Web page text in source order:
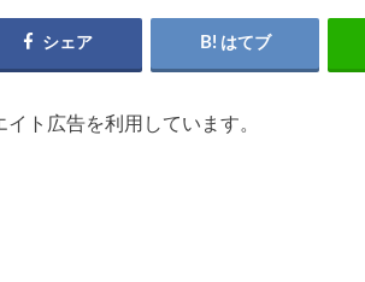
シェア はてブ
ト広告を利用しています。